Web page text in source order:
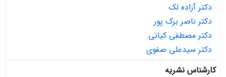
دکتر آزاده لک
دکتر ناصر برک پور
دکتر مصطفی کیانی
دکتر سیدعلی صفوی
کارشناس نشریه